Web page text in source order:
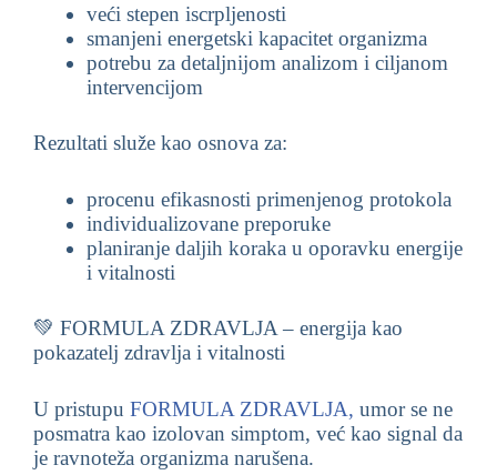
veći stepen iscrpljenosti
smanjeni energetski kapacitet organizma
potrebu za detaljnijom analizom i ciljanom
intervencijom
Rezultati služe kao osnova za:
procenu efikasnosti primenjenog protokola
individualizovane preporuke
planiranje daljih koraka u oporavku energije
i vitalnosti
💚 FORMULA ZDRAVLJA – energija kao
pokazatelj zdravlja i vitalnosti
U pristupu FORMULA ZDRAVLJA, umor se ne
posmatra kao izolovan simptom, već kao signal da
je ravnoteža organizma narušena.